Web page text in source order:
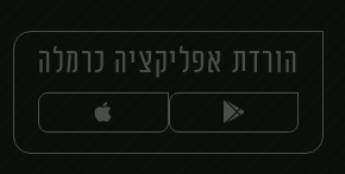
הורדת אפליקציה כרמלה